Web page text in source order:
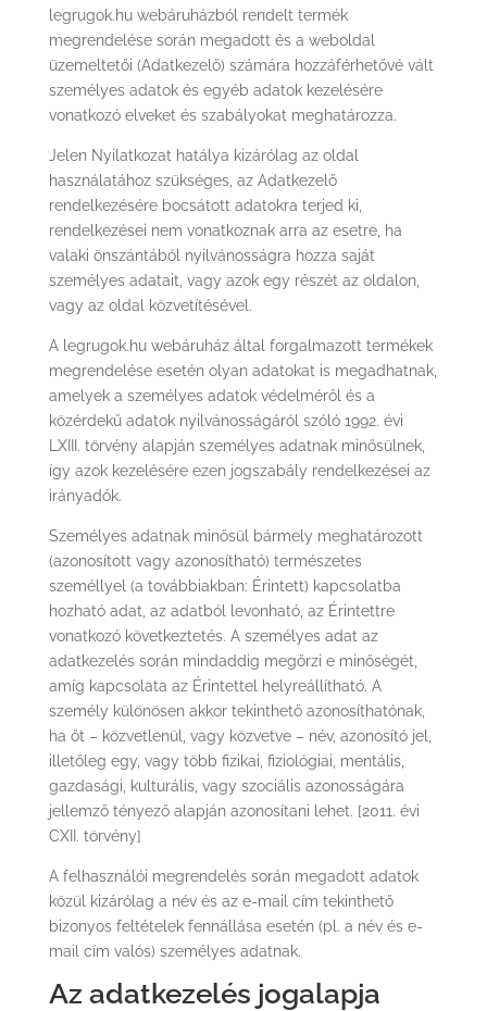
legrugok.hu webáruházból rendelt termék
megrendelése során megadott és a weboldal
üzemeltetői (Adatkezelő) számára hozzáférhetővé vált
személyes adatok és egyéb adatok kezelésére
vonatkozó elveket és szabályokat meghatározza.
Jelen Nyilatkozat hatálya kizárólag az oldal
használatához szükséges, az Adatkezelő
rendelkezésére bocsátott adatokra terjed ki,
rendelkezései nem vonatkoznak arra az esetre, ha
valaki önszántából nyilvánosságra hozza saját
személyes adatait, vagy azok egy részét az oldalon,
vagy az oldal közvetítésével.
A legrugok.hu webáruház által forgalmazott termékek
megrendelése esetén olyan adatokat is megadhatnak,
amelyek a személyes adatok védelméről és a
közérdekű adatok nyilvánosságáról szóló 1992. évi
LXIII. törvény alapján személyes adatnak minősülnek,
így azok kezelésére ezen jogszabály rendelkezései az
irányadók.
Személyes adatnak minősül bármely meghatározott
(azonosított vagy azonosítható) természetes
személlyel (a továbbiakban: Érintett) kapcsolatba
hozható adat, az adatból levonható, az Érintettre
vonatkozó következtetés. A személyes adat az
adatkezelés során mindaddig megőrzi e minőségét,
amíg kapcsolata az Érintettel helyreállítható. A
személy különösen akkor tekinthető azonosíthatónak,
ha őt – közvetlenül, vagy közvetve – név, azonosító jel,
illetőleg egy, vagy több fizikai, fiziológiai, mentális,
gazdasági, kulturális, vagy szociális azonosságára
jellemző tényező alapján azonosítani lehet. [2011. évi
CXII. törvény]
A felhasználói megrendelés során megadott adatok
közül kizárólag a név és az e-mail cím tekinthető
bizonyos feltételek fennállása esetén (pl. a név és e-
mail cím valós) személyes adatnak.
Az adatkezelés jogalapja